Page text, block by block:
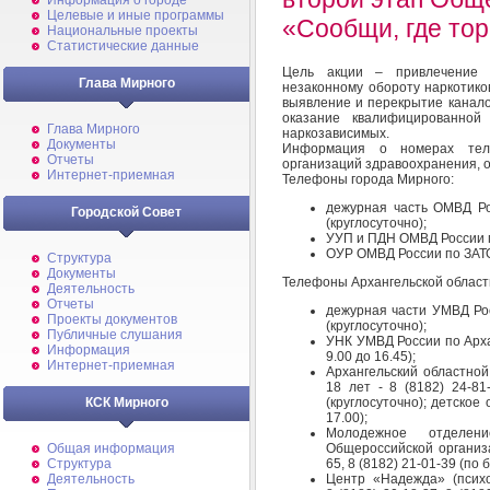
Целевые и иные программы
Национальные проекты
Статистические данные
Глава Мирного
Глава Мирного
Документы
Отчеты
Интернет-приемная
Городской Совет
Структура
Документы
Деятельность
Отчеты
Проекты документов
Публичные слушания
Информация
Интернет-приемная
КСК Мирного
Общая информация
Структура
Деятельность
«Сообщи, где
Цель акции – привлечение
незаконному обороту
выявление и перекрытие
оказание
наркозависимых.
Информация о номерах
организаций
Телефоны города Мирного:
дежурная часть ОМВД
(круглосуточно);
УУП и ПДН ОМВД России
ОУР ОМВД России по
Телефоны Архангельской
дежурная части УМВД
(круглосуточно);
УНК УМВД России по
9.00 до 16.45);
Архангельский
18 лет - 8 (8182) 24-
(круглосуточно);
17.00);
Молодежное
Общероссийской
65, 8 (8182) 21-01-39 (по
Центр «Надежда»